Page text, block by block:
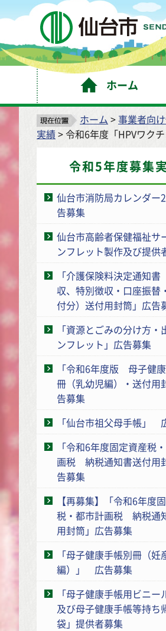
ホーム
ホーム >事業者向
実績> 令和6年度「HPVワク
令和5年度募集
仙台市消防局カレンダー
告募集
仙台市高齢者保健福祉サ
ンフレット製作及び提供
「介護保険料決定通知書
収、特別徴収・口座振替
付分）送付用封筒」広告
「資源とごみの分け方・
ンフレット」広告募集
「令和6年度版 母子健
冊（乳幼児編）・送付用
告募集
「仙台市祖父母手帳」
「令和6年度固定資産税
画税 納税通知書送付用
告募集
【再募集】「令和6年度
税・都市計画税 納税通
用封筒」広告募集
「母子健康手帳別冊（妊
編）」 広告募集
「母子健康手帳用ビニー
及び母子健康手帳等持ち
袋」提供者募集